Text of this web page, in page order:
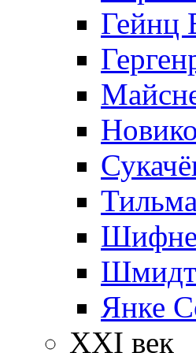
Гейнц
Шмидт
Янке
XXI век